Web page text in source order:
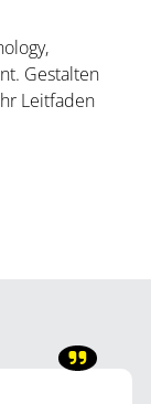
Gestalten
Leitfaden